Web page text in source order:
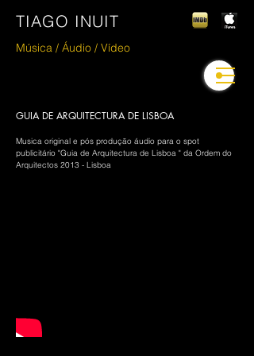
TIAGO INUIT
Música / Áudio / Vídeo
GUIA DE ARQUITECTURA DE LISBOA
Musica original e pós produção áudio para o spot
publicitário "Guia de Arquitectura de Lisboa " da Ordem do
Arquitectos 2013 - Lisboa